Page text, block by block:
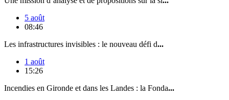
5 août
08:46
Les infrastructures invisibles : le nouveau défi d...
1 août
15:26
Incendies en Gironde et dans les Landes : la Fonda...